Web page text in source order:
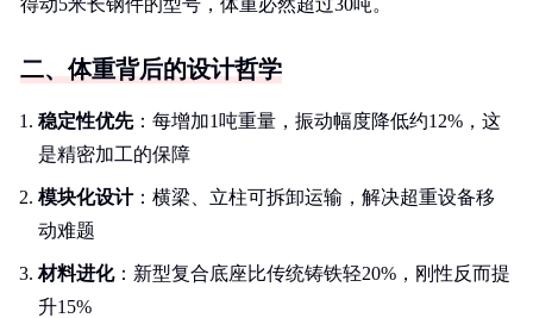
得动5米长钢件的型号，体重必然超过30吨。
二、体重背后的设计哲学
稳定性优先：每增加1吨重量，振动幅度降低约12%，这
是精密加工的保障
模块化设计：横梁、立柱可拆卸运输，解决超重设备移
动难题
材料进化：新型复合底座比传统铸铁轻20%，刚性反而提
升15%